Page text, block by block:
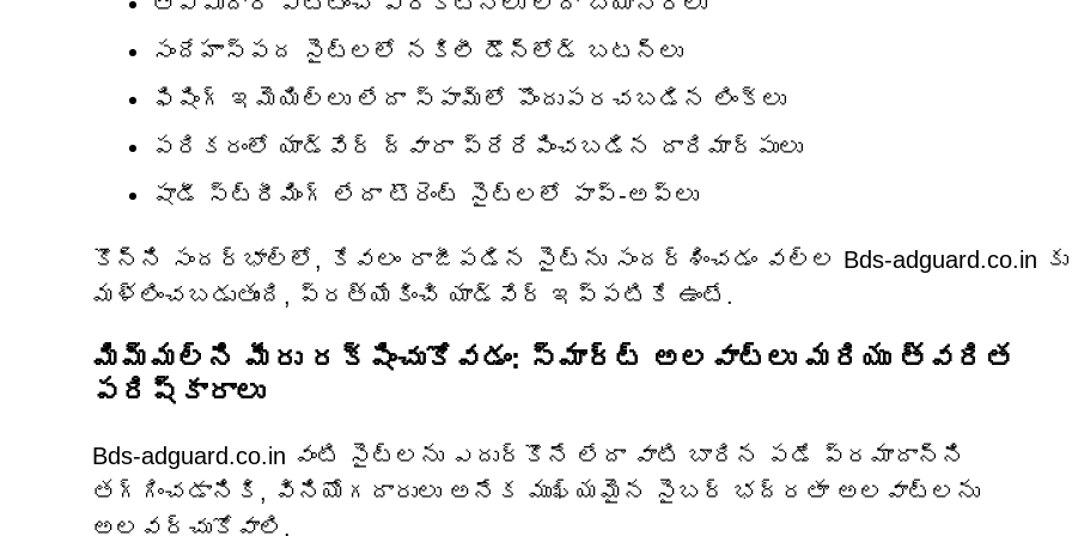
సందేహాస్పద సైట్లలో నకిలీ డౌన్‌లోడ్ బటన్లు
ఫిషింగ్ ఇమెయిల్‌లు లేదా స్పామ్‌లో పొందుపరచబడిన లింక్‌లు
పరికరంలో యాడ్‌వేర్ ద్వారా ప్రేరేపించబడిన దారిమార్పులు
షాడీ స్ట్రీమింగ్ లేదా టొరెంట్ సైట్‌లలో పాప్-అప్‌లు
కొన్ని సందర్భాల్లో, కేవలం రాజీపడిన సైట్‌ను సందర్శించడం వల్ల Bds-adguard.co.in
మళ్లించబడుతుంది, ప్రత్యేకించి యాడ్‌వేర్ ఇప్పటికే ఉంటే.
మిమ్మల్ని మీరు రక్షించుకోవడం: స్మార్ట్ అలవాట్లు మరియు త్వరిత
పరిష్కారాలు
Bds-adguard.co.in వంటి సైట్‌లను ఎదుర్కొనే లేదా వాటి బారిన పడే ప్రమాదాన్ని
తగ్గించడానికి, వినియోగదారులు అనేక ముఖ్యమైన సైబర్ భద్రతా అలవాట్లను
అలవర్చుకోవాలి.